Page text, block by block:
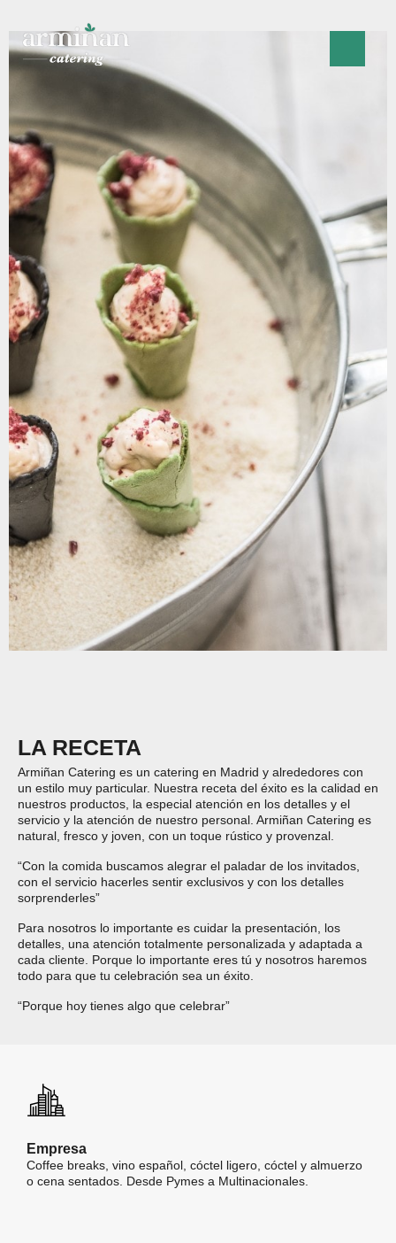
LA RECETA
Armiñan Catering es un catering en Madrid y alrededores con
un estilo muy particular. Nuestra receta del éxito es la calidad en
nuestros productos, la especial atención en los detalles y el
servicio y la atención de nuestro personal. Armiñan Catering es
natural, fresco y joven, con un toque rústico y provenzal.
“Con la comida buscamos alegrar el paladar de los invitados,
con el servicio hacerles sentir exclusivos y con los detalles
sorprenderles”
Para nosotros lo importante es cuidar la presentación, los
detalles, una atención totalmente personalizada y adaptada a
cada cliente. Porque lo importante eres tú y nosotros haremos
todo para que tu celebración sea un éxito.
“Porque hoy tienes algo que celebrar”
Empresa
Coffee breaks, vino español, cóctel ligero, cóctel y almuerzo
o cena sentados. Desde Pymes a Multinacionales.